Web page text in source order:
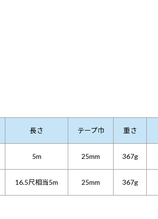
長さ テープ巾 重さ
5m 25mm 367g
16.5尺相当5m 25mm 367g